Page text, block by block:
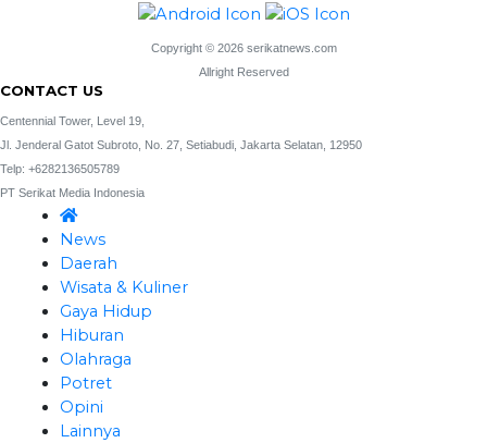
Copyright © 2026 serikatnews.com
Allright Reserved
CONTACT US
Centennial Tower, Level 19,
Jl. Jenderal Gatot Subroto, No. 27, Setiabudi, Jakarta Selatan, 12950
Telp: +6282136505789
PT Serikat Media Indonesia
News
Daerah
Wisata & Kuliner
Gaya Hidup
Hiburan
Olahraga
Potret
Opini
Lainnya